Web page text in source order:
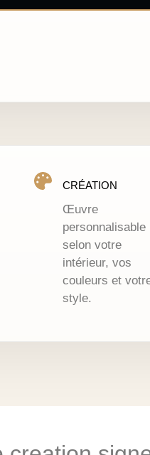
CRÉATION
Œuvre
personnalisable
selon votre
intérieur, vos
couleurs et
style.